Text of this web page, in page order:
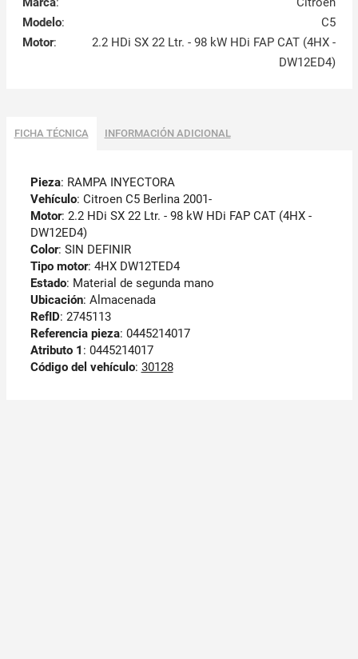
Modelo:
C5
Motor:
2.2 HDi SX 22 Ltr. - 98 kW HDi FAP CAT (4HX -
DW12ED4)
FICHA TÉCNICA INFORMACIÓN ADICIONAL
Pieza: RAMPA INYECTORA
Vehículo: Citroen C5 Berlina 2001-
Motor: 2.2 HDi SX 22 Ltr. - 98 kW HDi FAP CAT (4HX -
DW12ED4)
Color: SIN DEFINIR
Tipo motor: 4HX DW12TED4
Estado: Material de segunda mano
Ubicación: Almacenada
RefID: 2745113
Referencia pieza: 0445214017
Atributo 1 : 0445214017
Código del vehículo: 30128